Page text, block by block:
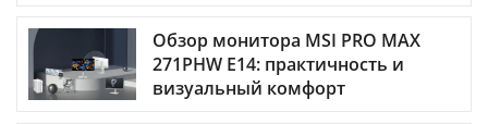
Обзор монитора MSI PRO MAX
271PHW E14: практичность и
визуальный комфорт